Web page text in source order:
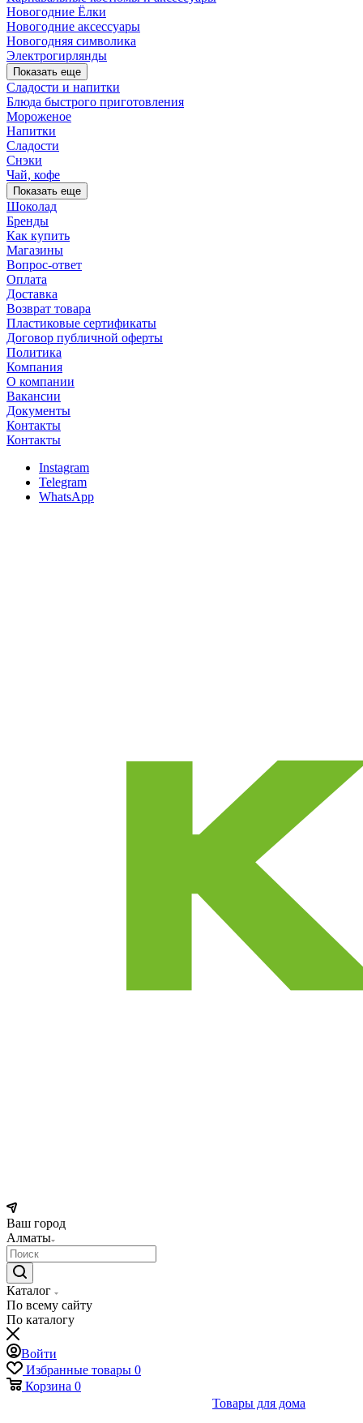
Новогодние Ёлки
Новогодние аксессуары
Новогодняя символика
Электрогирлянды
Показать еще
Сладости и напитки
Блюда быстрого приготовления
Мороженое
Напитки
Сладости
Снэки
Чай, кофе
Показать еще
Шоколад
Бренды
Как купить
Магазины
Вопрос-ответ
Оплата
Доставка
Возврат товара
Пластиковые сертификаты
Договор публичной оферты
Политика
Компания
О компании
Вакансии
Документы
Контакты
Контакты
Instagram
Telegram
WhatsApp
Ваш город
Алматы
Каталог
По всему сайту
По каталогу
Войти
Избранные товары 0
Корзина 0
Товары для дома